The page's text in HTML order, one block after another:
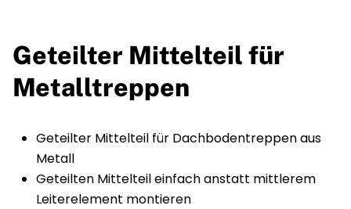
Geteilter Mittelteil für
Metalltreppen
Geteilter Mittelteil für Dachbodentreppen aus
Metall
Geteilten Mittelteil einfach anstatt mittlerem
Leiterelement montieren